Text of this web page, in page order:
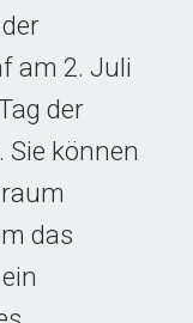
am 2. Juli
der
Sie können
das